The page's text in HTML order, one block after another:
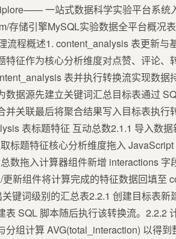
一站式数据科学实验平台系统
存储引擎MySQL实验数据全平台概况
流程概述1. content_analysis 表更新
特征作为核心分析维度对点赞、评论
表并执行转换流实现数
数据源先建立关键词汇总目标表通过
并关联最后将聚合结果写入目标表执
表标题特征 互动总数2.1.1 导入数
标题特征核心分析维度拖入
数拖入计算器组件新增 interactions 字
新组件将计算完成的特征数据回填至
键词级别的汇总表2.2.1 创建目标表
表 SQL 脚本随后执行该转换流。2.2.2
分组计算 AVG(total_interaction) 以得